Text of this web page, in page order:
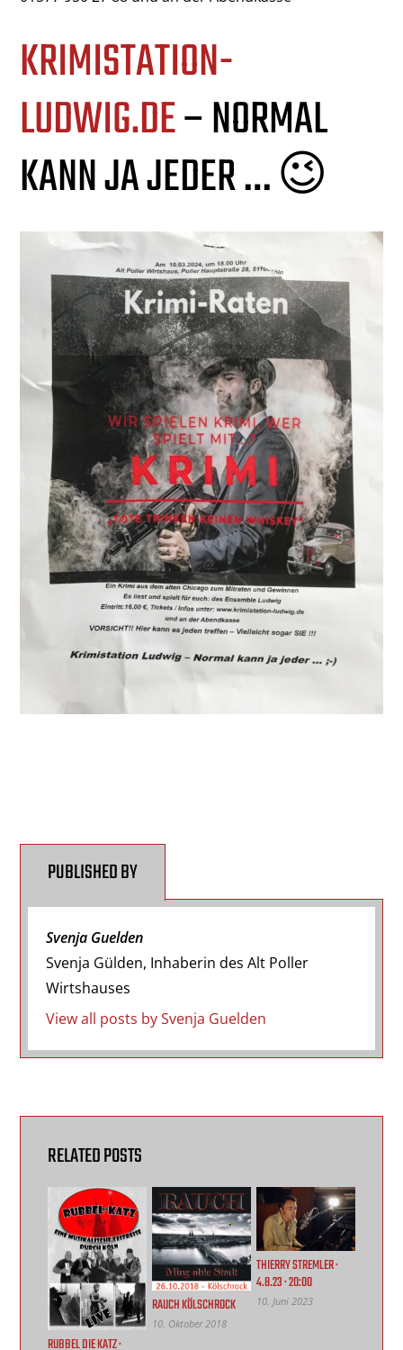
KRIMISTATION-
LUDWIG.DE– NORMAL
KANN JA JEDER … 😉
PUBLISHED BY
Svenja Guelden
Svenja Gülden, Inhaberin des Alt Poller
Wirtshauses
View all posts by Svenja Guelden
RELATED POSTS
RUBBEL DIE KATZ ·
RAUCH KÖLSCHROCK
10. Oktober 2018
THIERRY STREMLER ·
4.8.23 · 20:00
10. Juni 2023